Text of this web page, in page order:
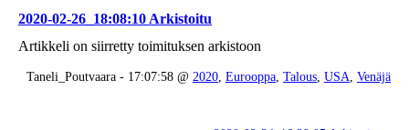
2020-02-26_18:08:10 Arkistoitu
Artikkeli on siirretty toimituksen arkistoon
Taneli_Poutvaara - 17:07:58 @ 2020 Eurooppa Talous USA Venäjä